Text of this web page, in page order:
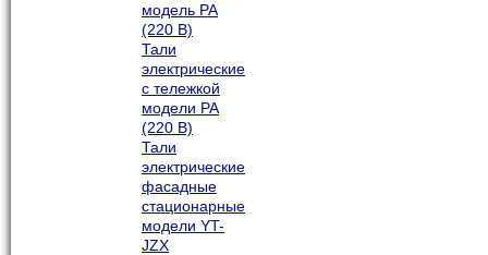
модель РА
(220 В)
Тали
электрические
с тележкой
модели РА
(220 В)
Тали
электрические
фасадные
стационарные
модели YT-
JZX